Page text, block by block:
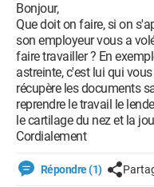
Bonjour,
Que doit on faire, si on
son employeur vous a
faire travailler ? En
astreinte, c'est lui qui
récupère les documents
reprendre le travail le
le cartilage du nez et la
Cordialement
Répondre (1)